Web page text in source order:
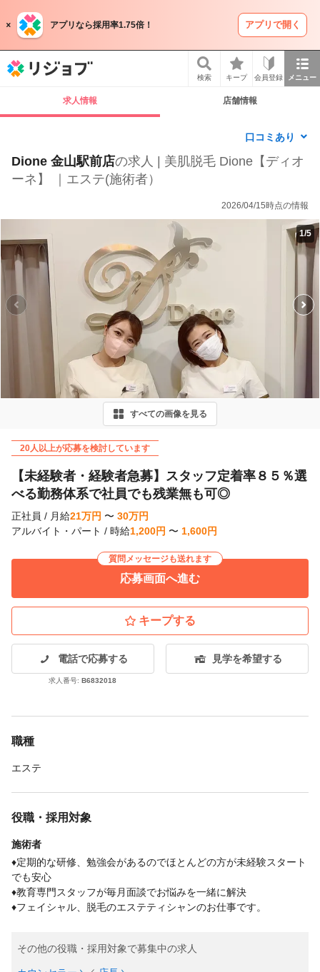
アプリなら採用率1.75倍！ アプリで開く
検索 キープ 会員登録 メニュー
求人情報 店舗情報
口コミあり
Dione 金山駅前店の求人 | 美肌脱毛 Dione【ディオ
ーネ】 ｜エステ(施術者）
2026/04/15時点の情報
1/5
すべての画像を見る
20人以上が応募を検討しています
【未経験者・経験者急募】スタッフ定着率８５％選
べる勤務体系で社員でも残業無も可◎
正社員 / 月給21万円 〜 30万円
アルバイト・パート / 時給1,200円 〜 1,600円
質問メッセージも送れます
応募画面へ進む
キープする
電話で応募する
求人番号:B6832018
見学を希望する
職種
エステ
役職・採用対象
施術者
♦定期的な研修、勉強会があるのでほとんどの方が未経験スタート
でも安心
♦教育専門スタッフが毎月面談でお悩みを一緒に解決
♦フェイシャル、脱毛のエステティシャンのお仕事です。
その他の役職・採用対象で募集中の求人